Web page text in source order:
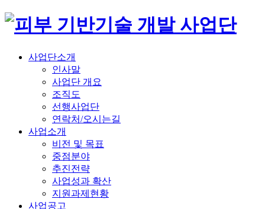
사업단소개
인사말
사업단 개요
조직도
선행사업단
연락처/오시는길
사업소개
비전 및 목표
중점분야
추진전략
사업성과 확산
지원과제현황
사업공고